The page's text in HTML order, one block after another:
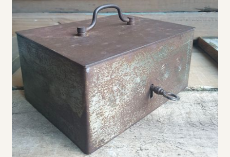
Vintage boeken en strips
Kerst